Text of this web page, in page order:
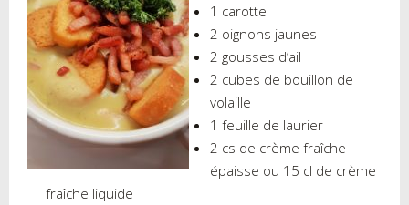
1 carotte
2 oignons jaunes
2 gousses d’ail
2 cubes de bouillon de
volaille
1 feuille de laurier
2 cs de crème fraîche
épaisse ou 15 cl de crème
fraîche liquide